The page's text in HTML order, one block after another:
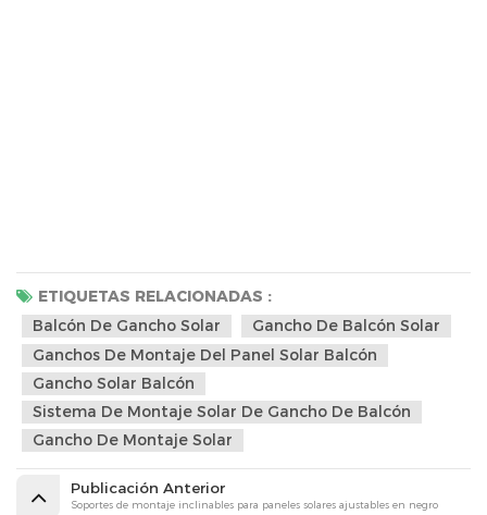
ETIQUETAS RELACIONADAS :
Balcón De Gancho Solar
Gancho De Balcón Solar
Ganchos De Montaje Del Panel Solar Balcón
Gancho Solar Balcón
Sistema De Montaje Solar De Gancho De Balcón
Gancho De Montaje Solar
Publicación Anterior
Soportes de montaje inclinables para paneles solares ajustables en negro